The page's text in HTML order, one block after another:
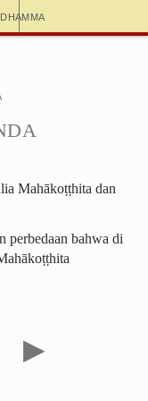
Mahākoṭṭhita dan
perbedaan bahwa di
▶